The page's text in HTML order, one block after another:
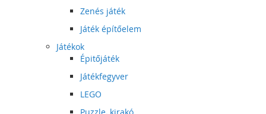
Zenés játék
Játék építőelem
Játékok
Épitőjáték
Játékfegyver
LEGO